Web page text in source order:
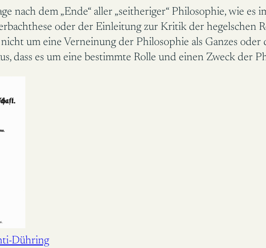
nach dem „Ende“ aller „seitheriger“ Philosophie, wie
oder der Einleitung zur Kritik der
um eine Verneinung der Philosophie als Ganzes
dass es um eine bestimmte Rolle und einen Zweck der
Dühring